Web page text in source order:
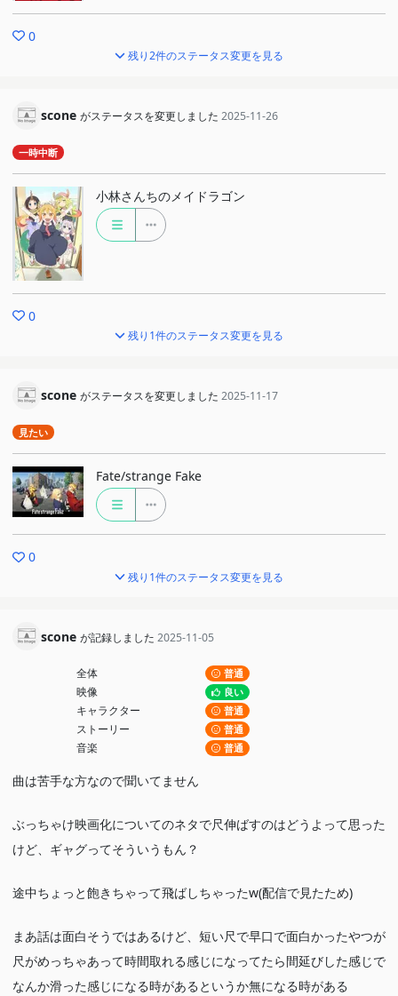
0
残り2件のステータス変更を見る
scone がステータスを変更しました 2025-11-26
一時中断
小林さんちのメイドラゴン
0
残り1件のステータス変更を見る
scone がステータスを変更しました 2025-11-17
見たい
Fate/strange Fake
0
残り1件のステータス変更を見る
scone が記録しました 2025-11-05
全体 普通
映像 良い
キャラクター 普通
ストーリー 普通
音楽 普通
曲は苦手な方なので聞いてません
ぶっちゃけ映画化についてのネタで尺伸ばすのはどうよって思った
けど、ギャグってそういうもん？
途中ちょっと飽きちゃって飛ばしちゃったw(配信で見たため)
まあ話は面白そうではあるけど、短い尺で早口で面白かったやつが
尺がめっちゃあって時間取れる感じになってたら間延びした感じで
なんか滑った感じになる時があるというか無になる時がある